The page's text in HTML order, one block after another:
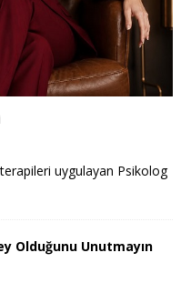
uygulayan Psikolog
Olduğunu Unutmayın